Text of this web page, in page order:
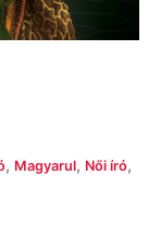
, Magyarul, Női író,